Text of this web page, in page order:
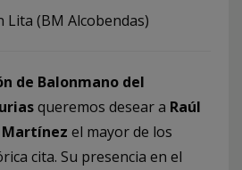
Lita (BM Alcobendas)
de Balonmano del
queremos desear a Raúl
Martínez el mayor de los
cita. Su presencia en el